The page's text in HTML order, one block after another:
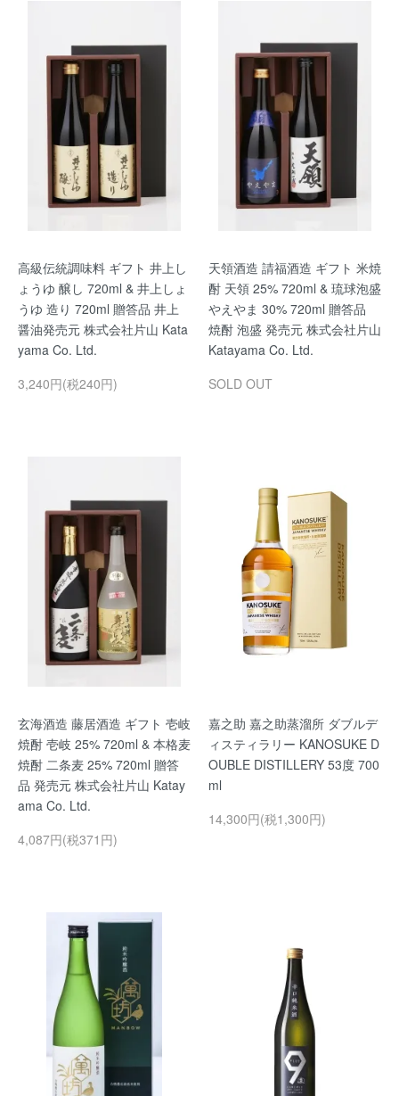
高級伝統調味料 ギフト 井上し
ょうゆ 醸し 720ml & 井上しょ
うゆ 造り 720ml 贈答品 井上
醤油発売元 株式会社片山 Kata
yama Co. Ltd.
3,240円(税240円)
天領酒造 請福酒造 ギフト 米焼
酎 天領 25% 720ml & 琉球泡盛
やえやま 30% 720ml 贈答品
焼酎 泡盛 発売元 株式会社片山
Katayama Co. Ltd.
SOLD OUT
玄海酒造 藤居酒造 ギフト 壱岐
焼酎 壱岐 25% 720ml & 本格麦
焼酎 二条麦 25% 720ml 贈答
品 発売元 株式会社片山 Katay
ama Co. Ltd.
4,087円(税371円)
嘉之助 嘉之助蒸溜所 ダブルデ
ィスティラリー KANOSUKE D
OUBLE DISTILLERY 53度 700
ml
14,300円(税1,300円)